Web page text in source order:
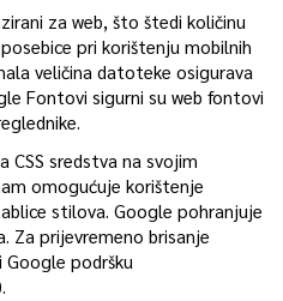
za web, što štedi količinu
pri korištenju mobilnih
veličina datoteke osigurava
Fontovi sigurni su web fontovi
sredstva na svojim
omogućuje korištenje
stilova. Google pohranjuje
Za prijevremeno brisanje
podršku